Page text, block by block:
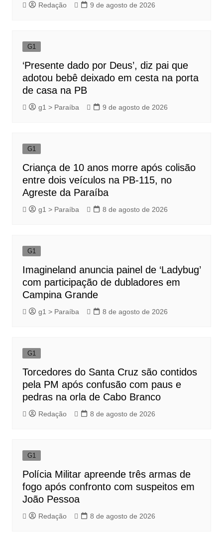
Redação 9 de agosto de 2026
G1
‘Presente dado por Deus’, diz pai que
adotou bebê deixado em cesta na porta
de casa na PB
g1 > Paraíba 9 de agosto de 2026
G1
Criança de 10 anos morre após colisão
entre dois veículos na PB-115, no
Agreste da Paraíba
g1 > Paraíba 8 de agosto de 2026
G1
Imagineland anuncia painel de ‘Ladybug’
com participação de dubladores em
Campina Grande
g1 > Paraíba 8 de agosto de 2026
G1
Torcedores do Santa Cruz são contidos
pela PM após confusão com paus e
pedras na orla de Cabo Branco
Redação 8 de agosto de 2026
G1
Polícia Militar apreende três armas de
fogo após confronto com suspeitos em
João Pessoa
Redação 8 de agosto de 2026